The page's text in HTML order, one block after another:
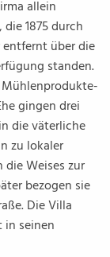
allein
1875 durch
über die
standen.
gingen drei
die väterliche
zu lokaler
Weises zur
bezogen sie
Die Villa
in seinen